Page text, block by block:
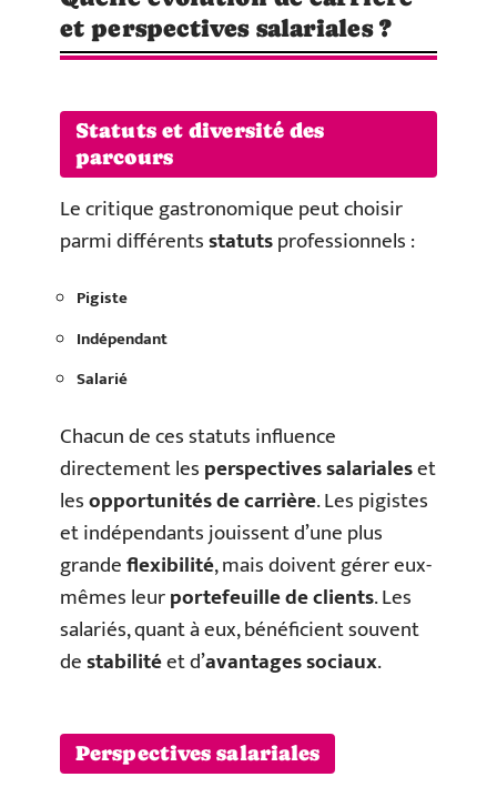
et perspectives salariales ?
Statuts et diversité des
parcours
Le critique gastronomique peut choisir
parmi différentsstatutsprofessionnels :
Pigiste
Indépendant
Salarié
Chacun de ces statuts influence
directement lesperspectives salarialeset
lesopportunités de carrière. Les pigistes
et indépendants jouissent d’une plus
grandeflexibilité, mais doivent gérer eux-
mêmes leurportefeuille de clients. Les
salariés, quant à eux, bénéficient souvent
destabilitéet d’avantages sociaux.
Perspectives salariales